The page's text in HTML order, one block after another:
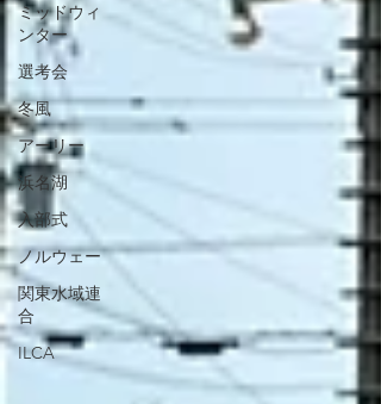
ミッドウィ
ンター
選考会
冬風
アーリー
浜名湖
入部式
ノルウェー
関東水域連
合
ILCA